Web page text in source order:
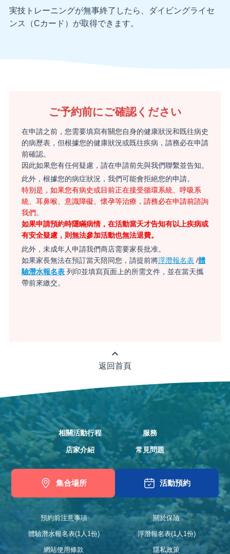
実技トレーニングが無事終了したら、ダイビングライセ
ンス（Cカード）が取得できます。
ご予約前にご確認ください
在申請之前，您需要填寫有關您自身的健康狀況和既往病史
的病歷表，但根據您的健康狀況或既往疾病，請務必在申請
前確認。
因此如果您有任何疑慮，請在申請前先與我們聯繫並告知。
此外，根據您的病症狀況，我們可能會拒絕您的申請。
特別是，如果您有病史或目前正在接受循環系統、呼吸系
統、耳鼻喉、意識障礙、懷孕等治療，請務必在申請前諮詢
我們。
如果申請預約時隱瞞病情，在活動當天才告知有以上疾病或
有安全疑慮，則無法參加活動也無法退費。
此外，未成年人申請我們商店需要家長批准。
如果家長無法在預訂當天陪同您，請提前將浮潛報名表/體
驗潛水報名表 列印並填寫頁面上的所需文件，並在當天攜
帶前來繳交。
相關活動行程 服務
店家介紹 常見問題
集合場所 活動預約
預約前注意事項 關於保險
體驗潛水報名表(1人1份) 浮潛報名表(1人1份)
網站使用條款 隱私政策
expand_less
返回首頁